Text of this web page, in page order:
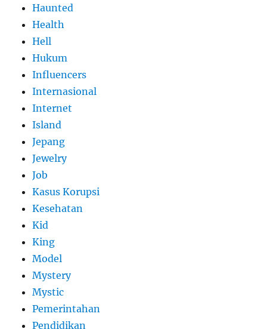
Haunted
Health
Hell
Hukum
Influencers
Internasional
Internet
Island
Jepang
Jewelry
Job
Kasus Korupsi
Kesehatan
Kid
King
Model
Mystery
Mystic
Pemerintahan
Pendidikan